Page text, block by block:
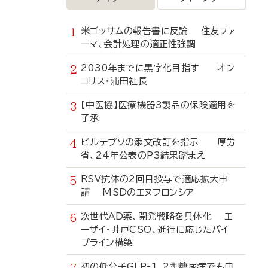
米ゴッサムの報告書に反論 住友ファ
ーマ、会計処理の適正性強調
2030年までに黒字化目指す オン
コリス・浦田社長
【中医協】医療機器3製品の保険適用を
了承
ビルテプソの添文改訂を指示 厚労
省、24年公表のP3結果踏まえ
RSV抗体の2回目投与で適応拡大申
請 MSDのエヌフロンシア
次世代AD薬、開発戦略を具体化 エ
ーザイ・井戸CSO、進行に応じたパイ
プライン構築